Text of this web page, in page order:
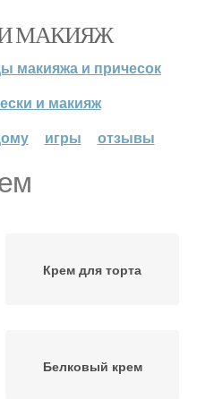
МАКИЯЖ
макияжа и причесок
и макияж
игры отзывы
Крем для торта
Белковый крем